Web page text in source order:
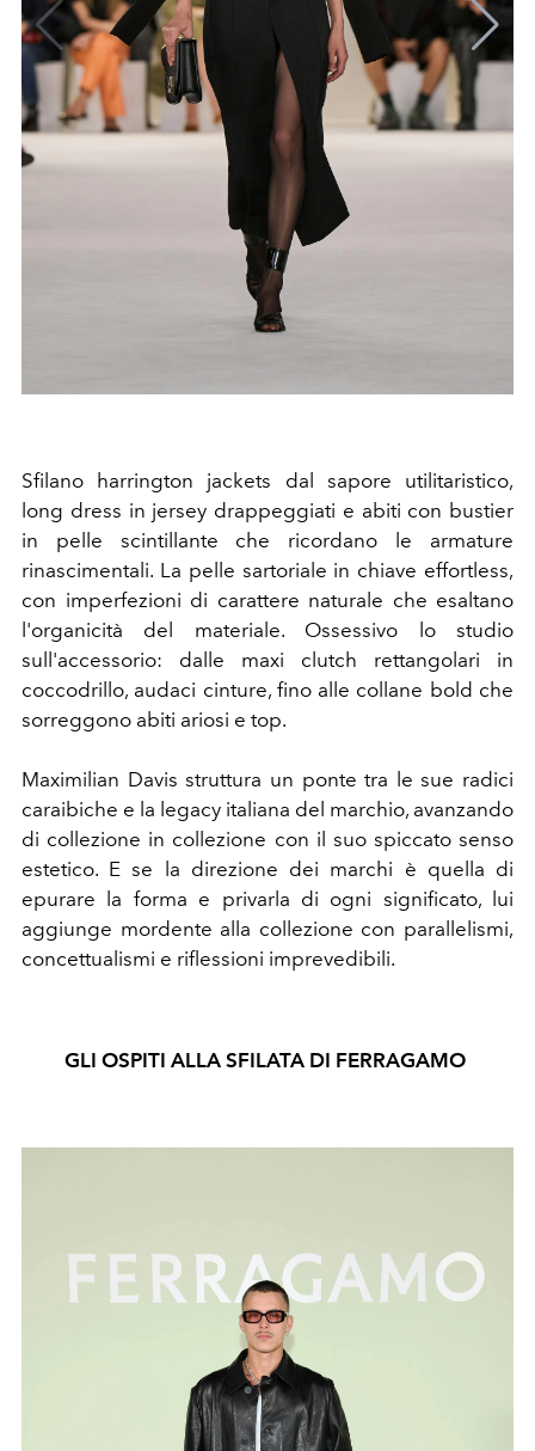
Sfilano harrington jackets dal sapore utilitaristico,
long dress in jersey drappeggiati e abiti con bustier
in pelle scintillante che ricordano le armature
rinascimentali. La pelle sartoriale in chiave effortless,
con imperfezioni di carattere naturale che esaltano
l'organicità del materiale. Ossessivo lo studio
sull'accessorio: dalle maxi clutch rettangolari in
coccodrillo, audaci cinture, fino alle collane bold che
sorreggono abiti ariosi e top.
Maximilian Davis struttura un ponte tra le sue radici
caraibiche e la legacy italiana del marchio, avanzando
di collezione in collezione con il suo spiccato senso
estetico. E se la direzione dei marchi è quella di
epurare la forma e privarla di ogni significato, lui
aggiunge mordente alla collezione con parallelismi,
concettualismi e riflessioni imprevedibili.
GLI OSPITI ALLA SFILATA DI FERRAGAMO